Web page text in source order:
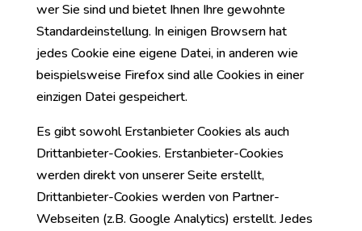
wer Sie sind und bietet Ihnen Ihre gewohnte
Standardeinstellung. In einigen Browsern hat
jedes Cookie eine eigene Datei, in anderen wie
beispielsweise Firefox sind alle Cookies in einer
einzigen Datei gespeichert.
Es gibt sowohl Erstanbieter Cookies als auch
Drittanbieter-Cookies. Erstanbieter-Cookies
werden direkt von unserer Seite erstellt,
Drittanbieter-Cookies werden von Partner-
Webseiten (z.B. Google Analytics) erstellt. Jedes